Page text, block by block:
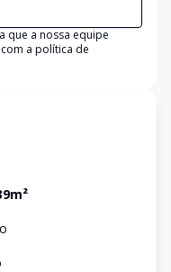
que a nossa equipe
a política de
m²